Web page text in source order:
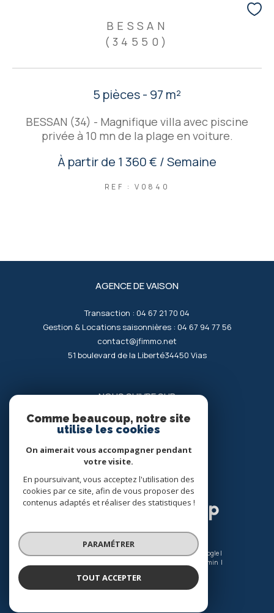
BESSAN
(34550)
5 pièces - 97 m²
BESSAN (34) - Magnifique villa avec piscine
privée à 10 mn de la plage en voiture.
À partir de 1 360 € / Semaine
REF : V0840
AGENCE DE VAISON
Transaction : 04 67 21 70 04
Gestion & Locations saisonnières : 04 67 94 77 56
contact@jfimmo.net
51 boulevard de la Liberté34450 vias
NOUS SUIVRE SUR
ADHÉRENTS
© 2026 | Tous droits réservés | Traduction powered by Google |
Admin
Comme beaucoup, notre site
utilise les cookies
On aimerait vous accompagner pendant
votre visite.
En poursuivant, vous acceptez l'utilisation des
cookies par ce site, afin de vous proposer des
contenus adaptés et réaliser des statistiques !
PARAMÉTRER
TOUT ACCEPTER